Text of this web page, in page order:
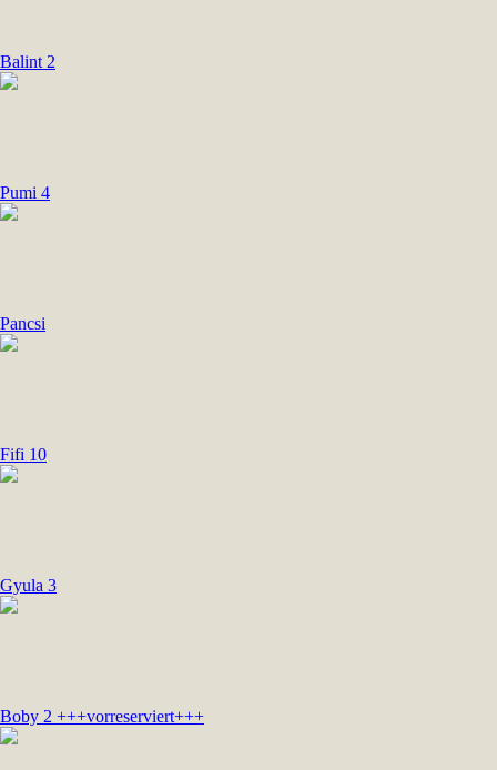
Balint 2
Pumi 4
Pancsi
Fifi 10
Gyula 3
Boby 2 +++vorreserviert+++